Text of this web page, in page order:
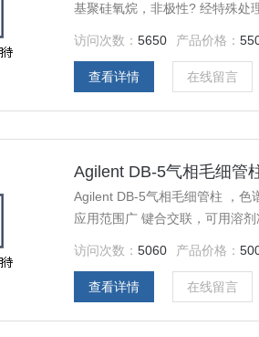
基聚硅氧烷，非极性? 经特殊处
访问次数：5650 产品价格：
查看详情 在线留言
Agilent DB-5气相毛细管
Agilent DB-5气相毛细管柱 ，色谱柱特
应用范围广 键合交联，可用溶剂冲洗 等同于USP 固定相G27 相似的固定相： HP-5, SPB-5, CP-Sil
访问次数：5060 产品价格：
查看详情 在线留言